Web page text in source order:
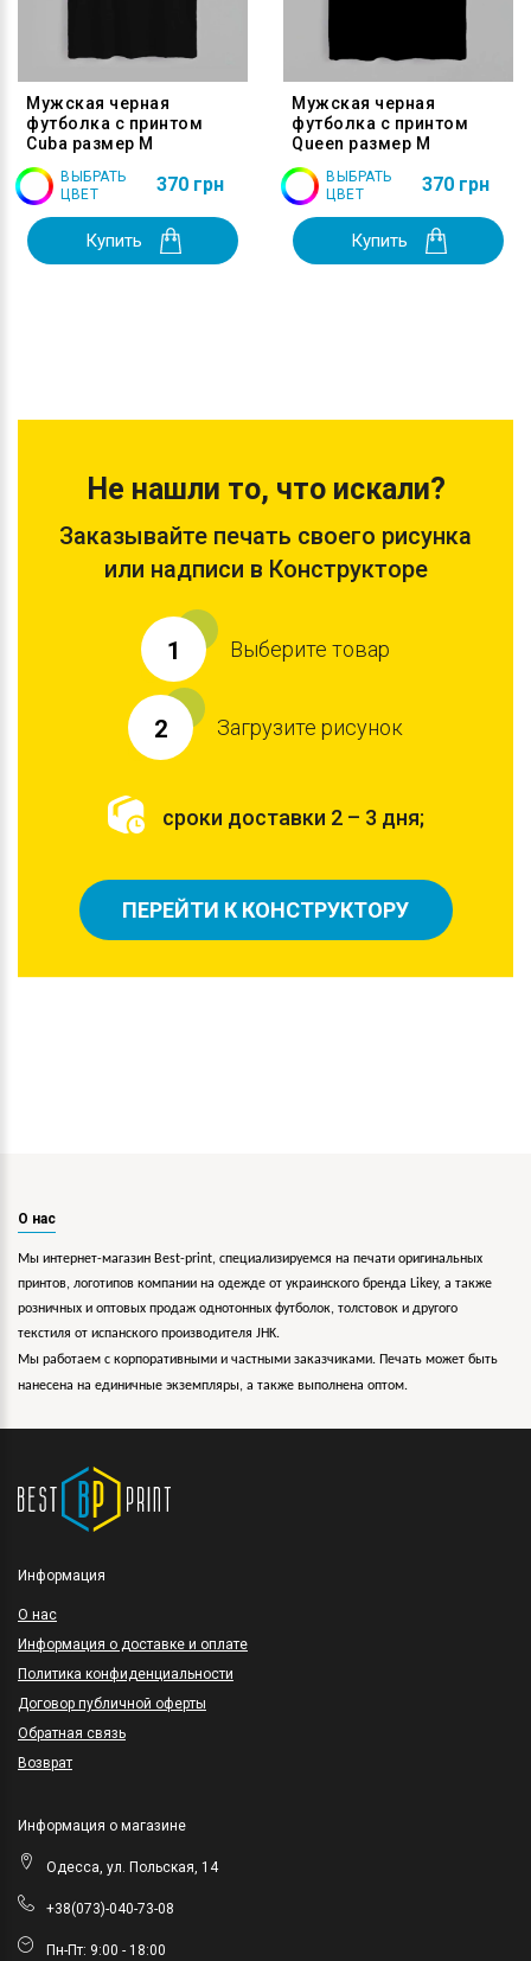
Мужская черная
футболка с принтом
Cuba размер M
ВЫБРАТЬ
ЦВЕТ
370 грн
Купить
Мужская черная
футболка с принтом
Queen размер M
ВЫБРАТЬ
ЦВЕТ
370 грн
Купить
Не нашли то, что искали?
Заказывайте печать своего рисунка
или надписи в Конструкторе
1 Выберите товар
2 Загрузите рисунок
сроки доставки 2 – 3 дня;
ПЕРЕЙТИ К КОНСТРУКТОРУ
О нас
Мы интернет-магазин Best-print, специализируемся на печати оригинальных
принтов, логотипов компании на одежде от украинского бренда Likey, а также
розничных и оптовых продаж однотонных футболок, толстовок и другого
текстиля от испанского производителя JHK.
Мы работаем с корпоративными и частными заказчиками. Печать может быть
нанесена на единичные экземпляры, а также выполнена оптом.
Информация
O нас
Информация о доставке и оплате
Политика конфиденциальности
Договор публичной оферты
Обратная связь
Возврат
Информация о магазине
Одесса, ул. Польская, 14
+38(073)-040-73-08
Пн-Пт: 9:00 - 18:00